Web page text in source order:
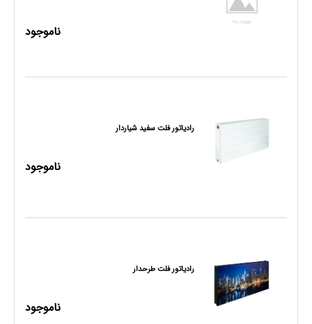
ناموجود
رادیاتور فلت سفید شیاردار
ناموجود
رادیاتور فلت طرحدار
ناموجود